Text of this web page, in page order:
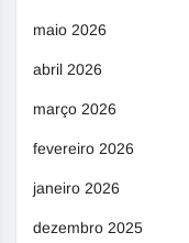
maio 2026
abril 2026
março 2026
fevereiro 2026
janeiro 2026
dezembro 2025